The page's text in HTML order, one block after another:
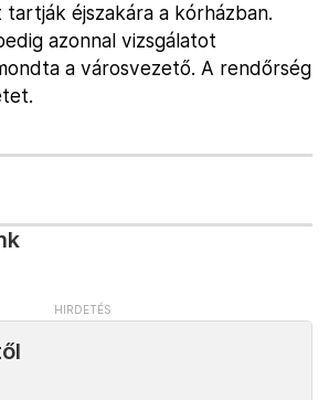
éjszakára a kórházban.
azonnal vizsgálatot
a városvezető. A rendőrség